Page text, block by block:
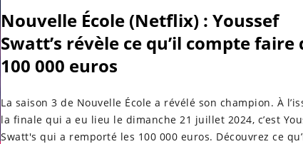
Nouvelle École (Netflix) : Youssef
Swatt’s révèle ce qu’il compte faire
100 000 euros
La saison 3 de Nouvelle École a révélé son champion. À
la finale qui a eu lieu le dimanche 21 juillet 2024, c’est
Swatt's qui a remporté les 100 000 euros. Découvrez ce